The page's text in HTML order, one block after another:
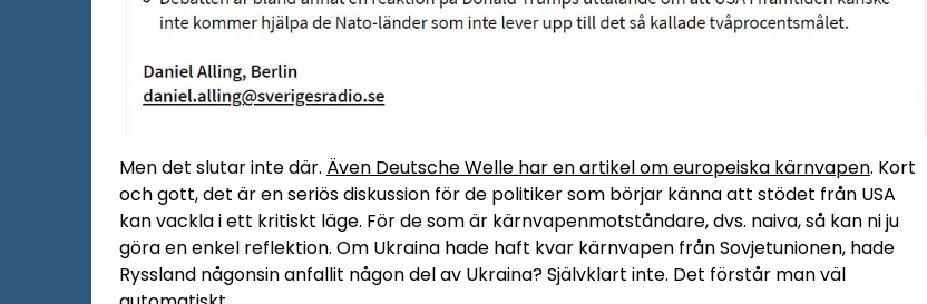
Men det slutar inte där. Även Deutsche Welle har en artikel om europeiska kärnvapen. Kort
och gott, det är en seriös diskussion för de politiker som börjar känna att stödet från USA
kan vackla i ett kritiskt läge. För de som är kärnvapenmotståndare, dvs. naiva, så kan ni ju
göra en enkel reflektion. Om Ukraina hade haft kvar kärnvapen från Sovjetunionen, hade
Ryssland någonsin anfallit någon del av Ukraina? Självklart inte. Det förstår man väl